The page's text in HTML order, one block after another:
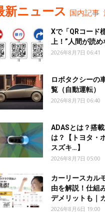
新ニュース 国内記事
Xで「QRコード
上！”人間が読め
2026年8月7日 06:41
ロボタクシーの
覧（自動運転）
2026年8月7日 06:40
ADASとは？搭
は？【トヨタ・
スズキ…】
2026年8月7日 05:00
カーリースカル
由を解説！仕組
デメリットも｜
2026年8月6日 19:00